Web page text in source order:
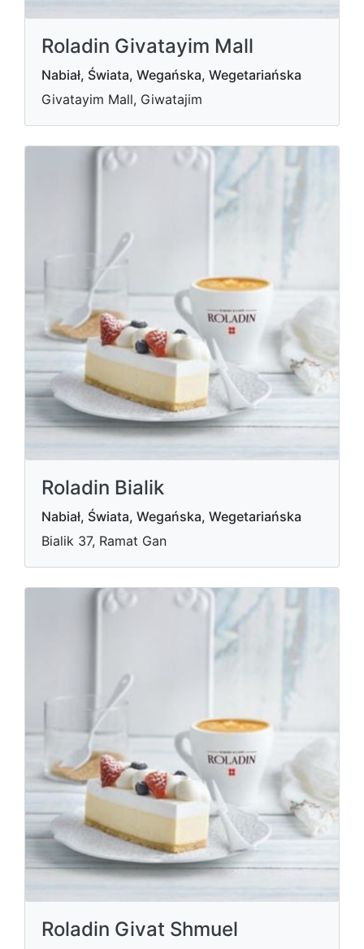
Roladin Givatayim Mall
Nabiał, Świata, Wegańska, Wegetariańska
Givatayim Mall, Giwatajim
Roladin Bialik
Nabiał, Świata, Wegańska, Wegetariańska
Bialik 37, Ramat Gan
Roladin Givat Shmuel